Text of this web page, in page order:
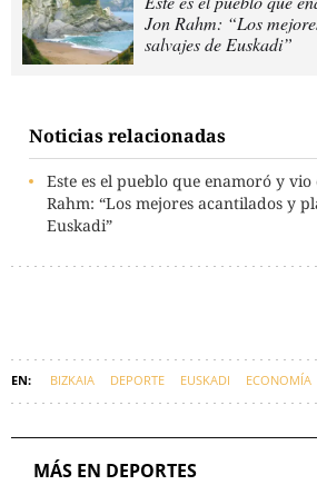
Jon Rahm: “Los
salvajes de Euskadi”
Noticias relacionadas
Este es el pueblo que enamoró y vio
Rahm: “Los mejores acantilados y
Euskadi”
BIZKAIA DEPORTE EUSKADI ECONOMÍA
MÁS EN DEPORTES